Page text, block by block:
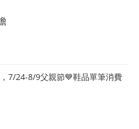
7/24-8/9父親節💙鞋品單筆消費